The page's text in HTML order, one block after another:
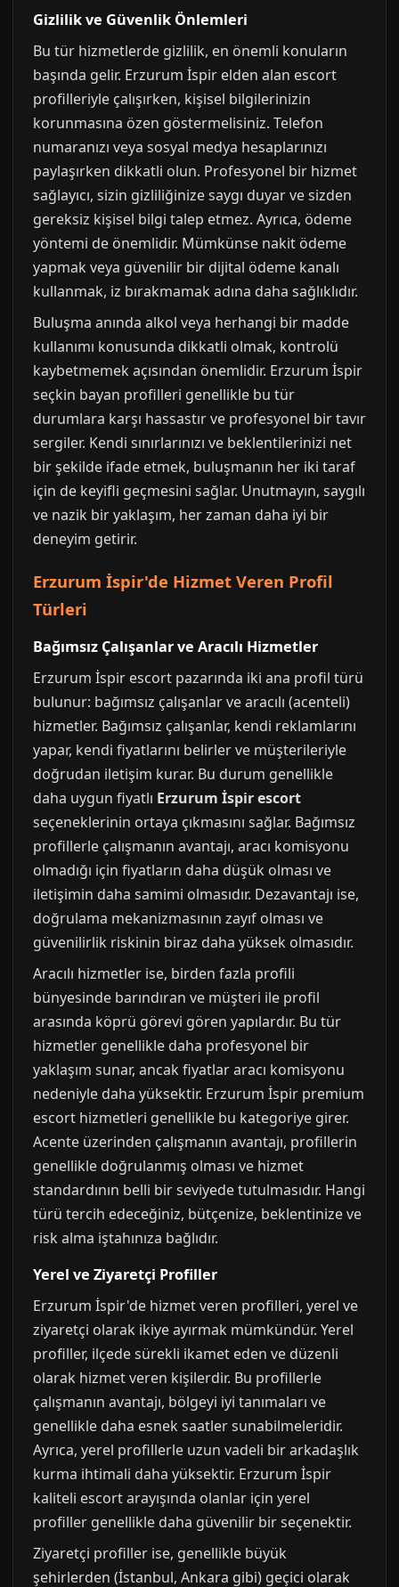
Gizlilik ve Güvenlik Önlemleri
Bu tür hizmetlerde gizlilik, en önemli konuların
başında gelir. Erzurum İspir elden alan escort
profilleriyle çalışırken, kişisel bilgilerinizin
korunmasına özen göstermelisiniz. Telefon
numaranızı veya sosyal medya hesaplarınızı
paylaşırken dikkatli olun. Profesyonel bir hizmet
sağlayıcı, sizin gizliliğinize saygı duyar ve sizden
gereksiz kişisel bilgi talep etmez. Ayrıca, ödeme
yöntemi de önemlidir. Mümkünse nakit ödeme
yapmak veya güvenilir bir dijital ödeme kanalı
kullanmak, iz bırakmamak adına daha sağlıklıdır.
Buluşma anında alkol veya herhangi bir madde
kullanımı konusunda dikkatli olmak, kontrolü
kaybetmemek açısından önemlidir. Erzurum İspir
seçkin bayan profilleri genellikle bu tür
durumlara karşı hassastır ve profesyonel bir tavır
sergiler. Kendi sınırlarınızı ve beklentilerinizi net
bir şekilde ifade etmek, buluşmanın her iki taraf
için de keyifli geçmesini sağlar. Unutmayın, saygılı
ve nazik bir yaklaşım, her zaman daha iyi bir
deneyim getirir.
Erzurum İspir'de Hizmet Veren Profil
Türleri
Bağımsız Çalışanlar ve Aracılı Hizmetler
Erzurum İspir escort pazarında iki ana profil türü
bulunur: bağımsız çalışanlar ve aracılı (acenteli)
hizmetler. Bağımsız çalışanlar, kendi reklamlarını
yapar, kendi fiyatlarını belirler ve müşterileriyle
doğrudan iletişim kurar. Bu durum genellikle
daha uygun fiyatlı Erzurum İspir escort
seçeneklerinin ortaya çıkmasını sağlar. Bağımsız
profillerle çalışmanın avantajı, aracı komisyonu
olmadığı için fiyatların daha düşük olması ve
iletişimin daha samimi olmasıdır. Dezavantajı ise,
doğrulama mekanizmasının zayıf olması ve
güvenilirlik riskinin biraz daha yüksek olmasıdır.
Aracılı hizmetler ise, birden fazla profili
bünyesinde barındıran ve müşteri ile profil
arasında köprü görevi gören yapılardır. Bu tür
hizmetler genellikle daha profesyonel bir
yaklaşım sunar, ancak fiyatlar aracı komisyonu
nedeniyle daha yüksektir. Erzurum İspir premium
escort hizmetleri genellikle bu kategoriye girer.
Acente üzerinden çalışmanın avantajı, profillerin
genellikle doğrulanmış olması ve hizmet
standardının belli bir seviyede tutulmasıdır. Hangi
türü tercih edeceğiniz, bütçenize, beklentinize ve
risk alma iştahınıza bağlıdır.
Yerel ve Ziyaretçi Profiller
Erzurum İspir'de hizmet veren profilleri, yerel ve
ziyaretçi olarak ikiye ayırmak mümkündür. Yerel
profiller, ilçede sürekli ikamet eden ve düzenli
olarak hizmet veren kişilerdir. Bu profillerle
çalışmanın avantajı, bölgeyi iyi tanımaları ve
genellikle daha esnek saatler sunabilmeleridir.
Ayrıca, yerel profillerle uzun vadeli bir arkadaşlık
kurma ihtimali daha yüksektir. Erzurum İspir
kaliteli escort arayışında olanlar için yerel
profiller genellikle daha güvenilir bir seçenektir.
Ziyaretçi profiller ise, genellikle büyük
şehirlerden (İstanbul, Ankara gibi) geçici olarak